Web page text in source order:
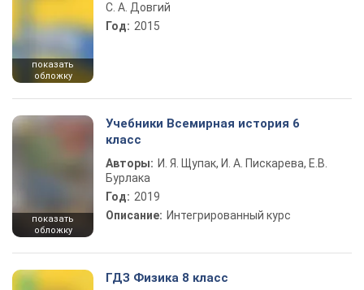
показать
обложку
С. А. Довгий
Год: 2015
показать
обложку
Учебники Всемирная история 6
класс
Авторы: И. Я. Щупак, И. А. Пискарева, Е.В.
Бурлака
Год: 2019
Описание: Интегрированный курс
ГДЗ Физика 8 класс